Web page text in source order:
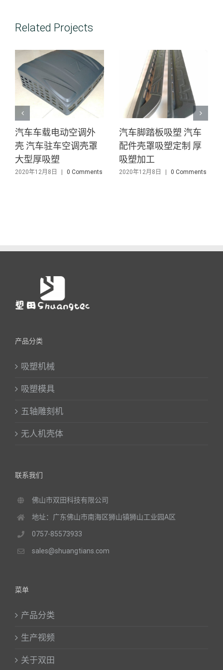
Related Projects
车
厚
汽车射灯架吸塑 汽车
射灯架外壳吸塑 厚吸
塑外壳
2020年12月8日 | 0 Comments
出租车/的士广告箱
壳吸塑 汽车广告尾
ABS复合料厚吸塑加
2020年12月8日 | 0
产品分类
吸塑机械
吸塑模具
五轴雕刻机
无人机壳体
联系我们
佛山市双田科技有限公司
地址：广东佛山市南海区狮山镇狮山工业园A区
0757-85573933
sales@shuangtians.com
菜单
产品分类
生产视频
关于双田